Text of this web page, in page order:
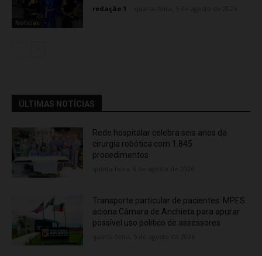
Noticias
redação 1
ÚLTIMAS NOTÍCIAS
Rede hospitalar celebra seis anos da
cirurgia robótica com 1.845
procedimentos
Transporte particular de pacientes: MPES
aciona Câmara de Anchieta para apurar
possível uso político de assessores